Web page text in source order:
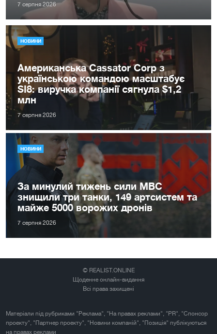
7 серпня 2026
НОВИНИ
Американська Cassator Corp з
українською командою масштабує
SI8: виручка компанії сягнула $1,2
млн
7 серпня 2026
НОВИНИ
За минулий тижень сили МВС
знищили три танки, 149 артсистем та
майже 5000 ворожих дронів
7 серпня 2026
© REALIST.ONLINE
Щоденне онлайн-видання
Всі права захищені
Матеріали під рубриками "Реклама", "На правах реклами", "PR", "Спонсор
проекту", "Партнер проекту", "Новини компаній", "Позиція" публікуються
на правах реклами